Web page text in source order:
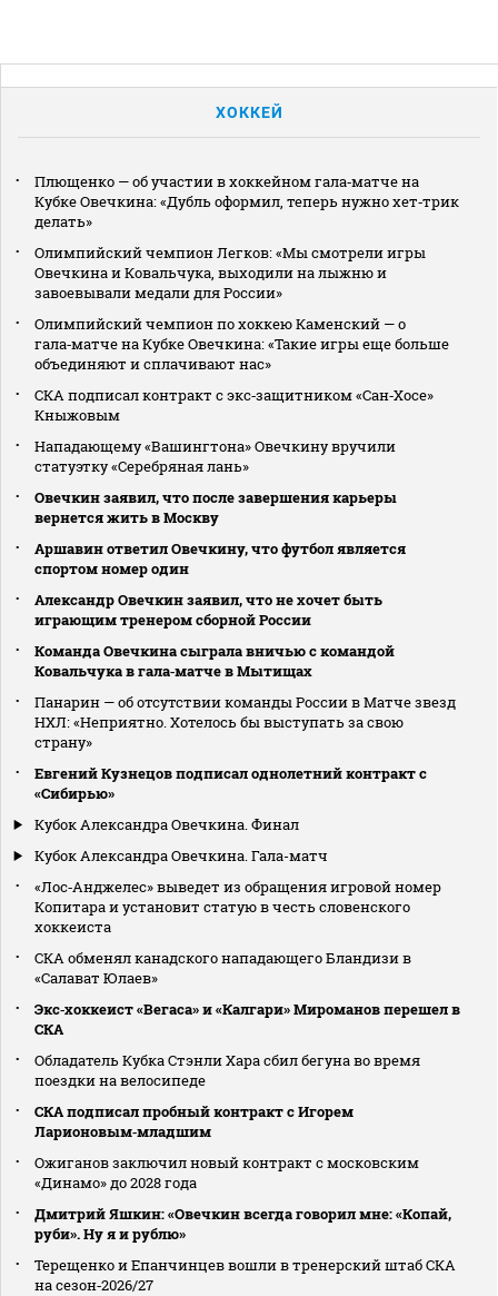
ХОККЕЙ
Плющенко — об участии в хоккейном гала‑матче на
Кубке Овечкина: «Дубль оформил, теперь нужно хет‑трик
делать»
Олимпийский чемпион Легков: «Мы смотрели игры
Овечкина и Ковальчука, выходили на лыжню и
завоевывали медали для России»
Олимпийский чемпион по хоккею Каменский — о
гала‑матче на Кубке Овечкина: «Такие игры еще больше
объединяют и сплачивают нас»
СКА подписал контракт с экс‑защитником «Сан‑Хосе»
Кныжовым
Нападающему «Вашингтона» Овечкину вручили
статуэтку «Серебряная лань»
Овечкин заявил, что после завершения карьеры
вернется жить в Москву
Аршавин ответил Овечкину, что футбол является
спортом номер один
Александр Овечкин заявил, что не хочет быть
играющим тренером сборной России
Команда Овечкина сыграла вничью с командой
Ковальчука в гала‑матче в Мытищах
Панарин — об отсутствии команды России в Матче звезд
НХЛ: «Неприятно. Хотелось бы выступать за свою
страну»
Евгений Кузнецов подписал однолетний контракт с
«Сибирью»
Кубок Александра Овечкина. Финал
Кубок Александра Овечкина. Гала-матч
«Лос‑Анджелес» выведет из обращения игровой номер
Копитара и установит статую в честь словенского
хоккеиста
СКА обменял канадского нападающего Бландизи в
«Салават Юлаев»
Экс‑хоккеист «Вегаса» и «Калгари» Мироманов перешел в
СКА
Обладатель Кубка Стэнли Хара сбил бегуна во время
поездки на велосипеде
СКА подписал пробный контракт с Игорем
Ларионовым‑младшим
Ожиганов заключил новый контракт с московским
«Динамо» до 2028 года
Дмитрий Яшкин: «Овечкин всегда говорил мне: «Копай,
руби». Ну я и рублю»
Терещенко и Епанчинцев вошли в тренерский штаб СКА
на сезон‑2026/27